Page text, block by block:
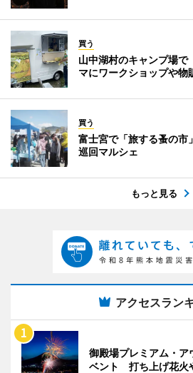
買う
山中湖村のキャンプ場
マにワークショップや物
買う
富士宮で「旅する蚤の
巡回マルシェ
もっと見る
アクセスラン
御殿場プレミアム・ア
ベント 打ち上げ花火